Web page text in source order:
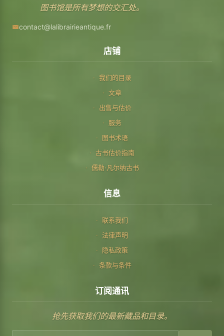
图书馆是所有梦想的交汇处。
contact@lalibrairieantique.fr
店铺
我们的目录
文章
出售与估价
服务
图书术语
古书估价指南
儒勒·凡尔纳古书
信息
联系我们
法律声明
隐私政策
条款与条件
订阅通讯
抢先获取我们的最新藏品和目录。